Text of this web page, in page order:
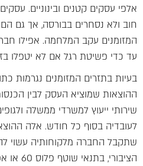
אלפי עסקים קטנים ובינוניים.
חוב ולא נסחרים בבורסה, אך גם
המזומנים עקב המלחמה. אפילו
עד כדי פשיטת רגל אם לא יטפלו
בעיות בתזרים המזומנים נגרמות
ההוצאות שמוציא העסק לבין
שירותי ייעוץ למשרדי ממשלה
לעובדיה בסוף כל חודש. אלה
שתקבל החברה מלקוחותיה עשוי